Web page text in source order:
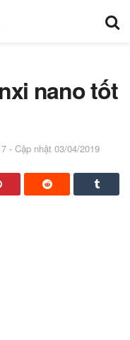
nano tốt
- Cập nhật 03/04/2019